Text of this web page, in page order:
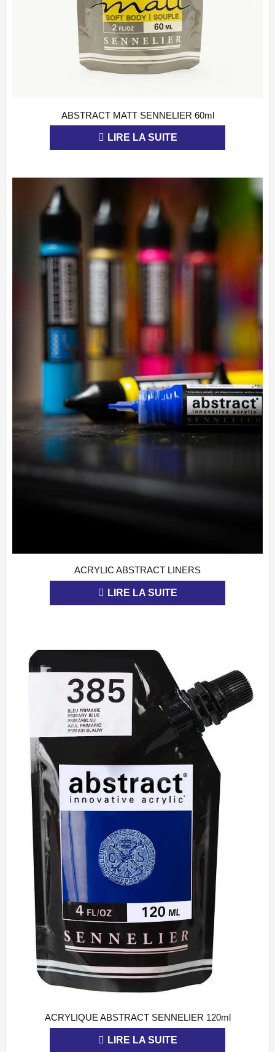
ABSTRACT MATT SENNELIER 60ml
LIRE LA SUITE
ACRYLIC ABSTRACT LINERS
LIRE LA SUITE
APERÇU
ACRYLIQUE ABSTRACT SENNELIER 120ml
LIRE LA SUITE